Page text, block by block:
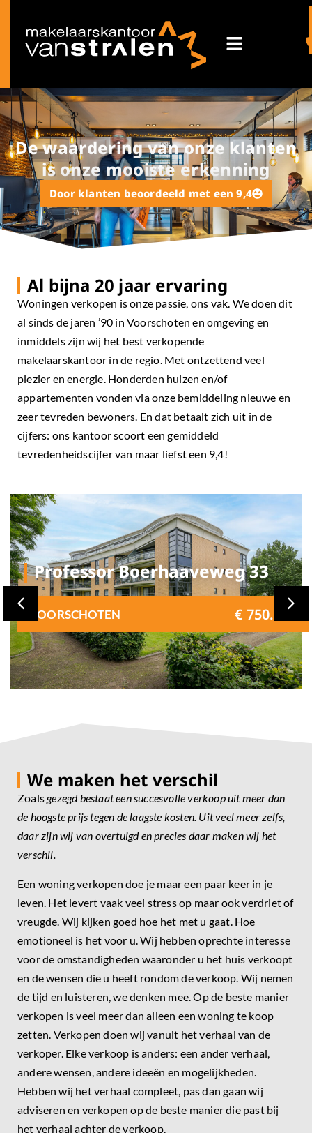
De waardering van onze klanten
is onze mooiste erkenning
Door klanten beoordeeld met een 9,4
Al bijna 20 jaar ervaring
Woningen verkopen is onze passie, ons vak. We doen dit
al sinds de jaren ’90 in Voorschoten en omgeving en
inmiddels zijn wij het best verkopende
makelaarskantoor in de regio. Met ontzettend veel
plezier en energie. Honderden huizen en/of
appartementen vonden via onze bemiddeling nieuwe en
zeer tevreden bewoners. En dat betaalt zich uit in de
cijfers: ons kantoor scoort een gemiddeld
tevredenheidscijfer van maar liefst een 9,4!
Professor Boerhaaveweg 33
VOORSCHOTEN € 750.000
We maken het verschil
Zoalsgezegd bestaat een succesvolle verkoop uit meer dan
de hoogste prijs tegen de laagste kosten. Uit veel meer zelfs,
daar zijn wij van overtuigd en precies daar maken wij het
verschil.
Een woning verkopen doe je maar een paar keer in je
leven. Het levert vaak veel stress op maar ook verdriet of
vreugde. Wij kijken goed hoe het met u gaat. Hoe
emotioneel is het voor u. Wij hebben oprechte interesse
voor de omstandigheden waaronder u het huis verkoopt
en de wensen die u heeft rondom de verkoop. Wij nemen
de tijd en luisteren, we denken mee. Op de beste manier
verkopen is veel meer dan alleen een woning te koop
zetten. Verkopen doen wij vanuit het verhaal van de
verkoper. Elke verkoop is anders: een ander verhaal,
andere wensen, andere ideeën en mogelijkheden.
Hebben wij het verhaal compleet, pas dan gaan wij
adviseren en verkopen op de beste manier die past bij
het verhaal achter de verkoop.